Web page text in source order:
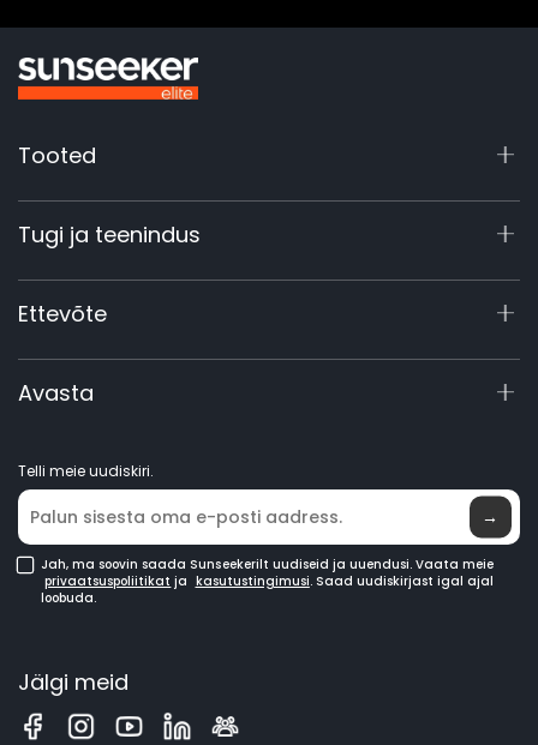
Tooted
X9 seeria
X4
X3 Gen 2
60V tööstuslikud
Lisavarustus
Tugi ja teenindus
Tugikeskus
Garantii registreerimine
Toote päring
Juhendid ja videod
Ettevõte
Meist
Elite Labor
Kus osta
Avasta
Telli meie uudiskiri.
→
Jah, ma soovin saada Sunseekerilt uudiseid ja uuendusi. Vaata meie
privaatsuspoliitikat ja kasutustingimusi. Saad uudiskirjast igal ajal
loobuda.
Jälgi meid